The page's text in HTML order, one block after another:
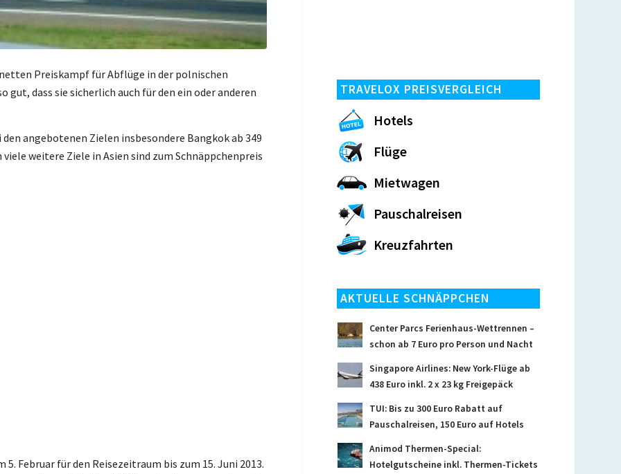
Preiskampf für Abflüge in der polnischen
dass sie sicherlich auch für den ein oder anderen
angebotenen Zielen insbesondere Bangkok ab 349
viele weitere Ziele in Asien sind zum Schnäppchenpreis
Februar für den Reisezeitraum bis zum 15. Juni 2013.
TRAVELOX PREISVERGLEICH
Hotels
Flüge
Mietwagen
Pauschalreisen
Kreuzfahrten
AKTUELLE SCHNÄPPCHEN
Center Parcs Ferienhaus-Wettrennen –
schon ab 7 Euro pro Person und Nacht
Singapore Airlines: New York-Flüge ab
438 Euro inkl. 2 x 23 kg Freigepäck
TUI: Bis zu 300 Euro Rabatt auf
Pauschalreisen, 150 Euro auf Hotels
Animod Thermen-Special:
Hotelgutscheine inkl. Thermen-Tickets